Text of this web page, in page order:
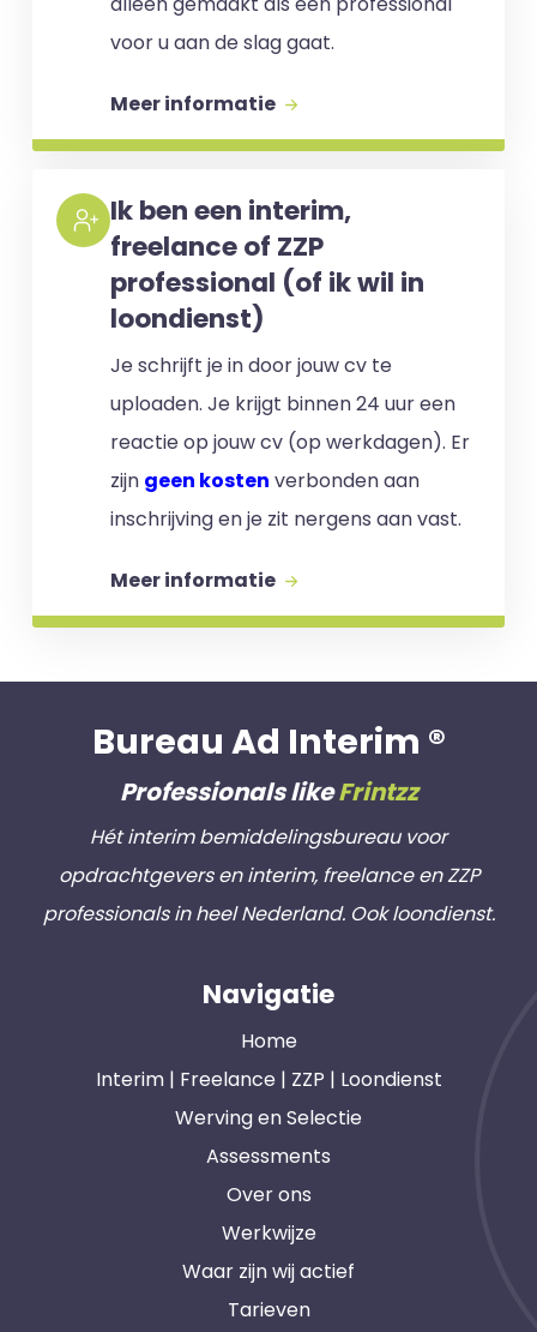
voor u aan de slag gaat.
Meer informatie
Ik ben een interim,
freelance of ZZP
professional (of ik wil in
loondienst)
Je schrijft je in door jouw cv te
uploaden. Je krijgt binnen 24 uur een
reactie op jouw cv (op werkdagen). Er
zijn geen kosten verbonden aan
inschrijving en je zit nergens aan vast.
Meer informatie
Bureau Ad Interim ®
Professionals likeFrintzz
Hét interim bemiddelingsbureau voor
opdrachtgevers en interim, freelance en ZZP
professionals in heel Nederland. Ook loondienst.
Navigatie
Home
Interim | Freelance | ZZP | Loondienst
Werving en Selectie
Assessments
Over ons
Werkwijze
Waar zijn wij actief
Tarieven